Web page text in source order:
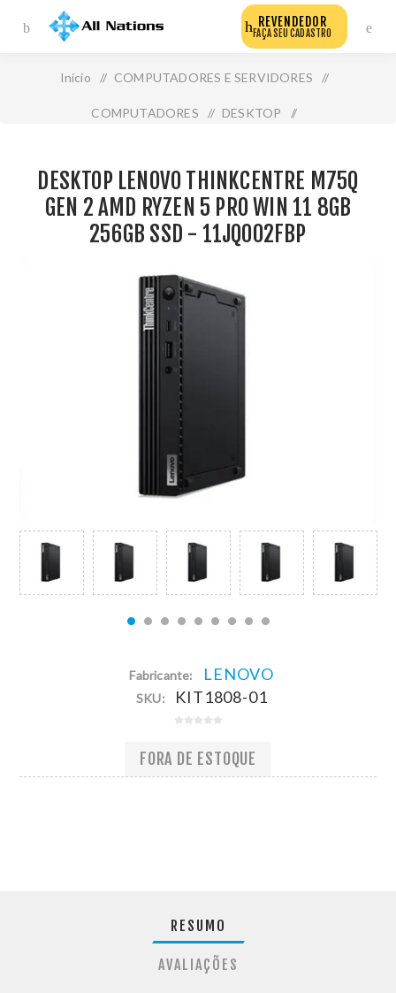
REVENDEDOR
FAÇA SEU CADASTRO
Início / COMPUTADORES E SERVIDORES /
COMPUTADORES / DESKTOP /
Pro Win 11 8gb 256gb Ssd - 11jq002fbp
DESKTOP LENOVO THINKCENTRE M75Q
GEN 2 AMD RYZEN 5 PRO WIN 11 8GB
256GB SSD - 11JQ002FBP
Fabricante: LENOVO
SKU: KIT1808-01
FORA DE ESTOQUE
RESUMO
AVALIAÇÕES